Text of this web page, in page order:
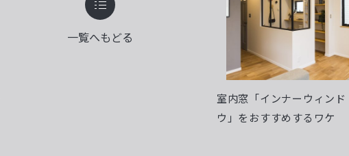
室内窓「インナーウィンド
ウ」をおすすめするワケ
一覧へもどる